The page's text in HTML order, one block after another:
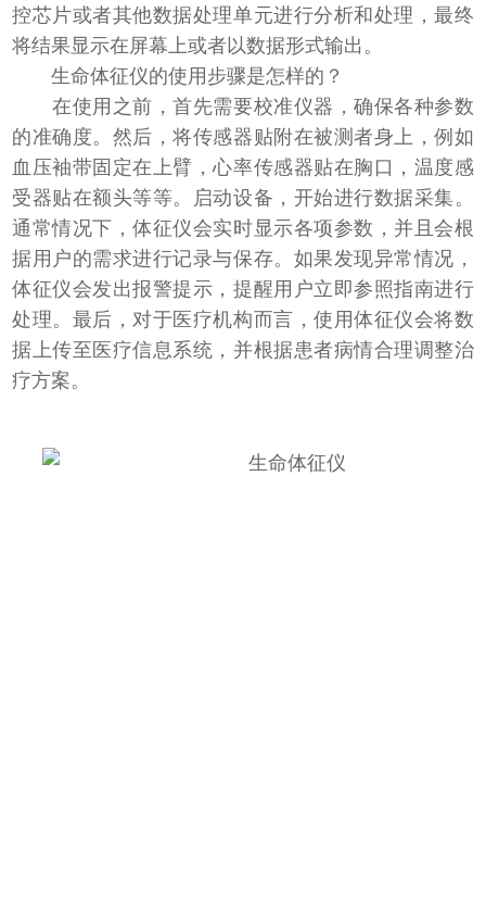
控芯片或者其他数据处理单元进行分析和处理，最终
将结果显示在屏幕上或者以数据形式输出。
生命体征仪的使用步骤是怎样的？
在使用之前，首先需要校准仪器，确保各种参数
的准确度。然后，将传感器贴附在被测者身上，例如
血压袖带固定在上臂，心率传感器贴在胸口，温度感
受器贴在额头等等。启动设备，开始进行数据采集。
通常情况下，体征仪会实时显示各项参数，并且会根
据用户的需求进行记录与保存。如果发现异常情况，
体征仪会发出报警提示，提醒用户立即参照指南进行
处理。最后，对于医疗机构而言，使用体征仪会将数
据上传至医疗信息系统，并根据患者病情合理调整治
疗方案。